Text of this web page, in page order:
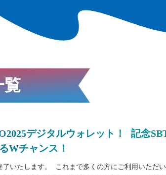
覧
デジタルウォレット！ 記念
Wチャンス！
了いたします。 これまで多くの方にご利用いただ